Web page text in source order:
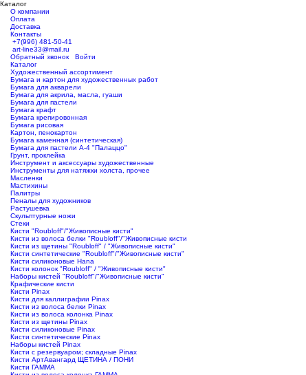
О компании
Оплата
Доставка
Контакты
+7(996) 481-50-41
art-line33@mail.ru
Обратный звонок
Войти
Каталог
Каталог
Художественный ассортимент
Бумага и картон для художественных работ
Бумага для акварели
Бумага для акрила, масла, гуаши
Бумага для пастели
Бумага крафт
Бумага крепировонная
Бумага рисовая
Картон, пенокартон
Бумага каменная (синтетическая)
Бумага для пастели А-4 "Палаццо"
Грунт, проклейка
Инструмент и аксессуары художественные
Инструменты для натяжки холста, прочее
Масленки
Мастихины
Палитры
Пеналы для художников
Растушевка
Скульптурные ножи
Стеки
Кисти "Roubloff"/"Живописные кисти"
Кисти из волоса белки "Roubloff"/"Живописные кисти
Кисти из щетины "Roubloff" / "Живописные кисти"
Кисти синтетические "Roubloff"/"Живописные кисти"
Кисти силиконовые Hana
Кисти колонок "Roubloff" / "Живописные кисти"
Наборы кистей "Roubloff"/"Живописные кисти"
Крафические кисти
Кисти Pinax
Кисти для каллиграфии Pinax
Кисти из волоса белки Pinax
Кисти из волоса колонка Pinax
Кисти из щетины Pinax
Кисти силиконовые Pinax
Кисти синтетические Pinax
Наборы кистей Pinax
Кисти с резервуаром; складные Pinax
Кисти АртАвангард ЩЕТИНА / ПОНИ
Кисти ГАММА